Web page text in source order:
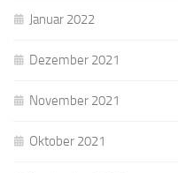
Januar 2022
Dezember 2021
November 2021
Oktober 2021